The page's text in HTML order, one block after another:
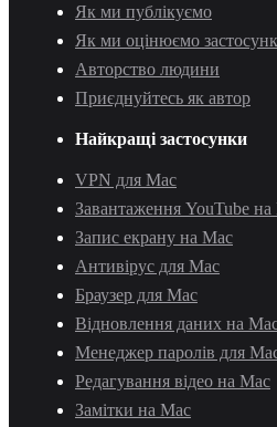
Як ми публікуємо
Як ми оцінюємо
Авторство людини
Приєднуйтесь як автор
Найкращі застосунки
VPN для Mac
Завантаження YouTube на
Запис екрану на Mac
Антивірус для Mac
Браузер для Mac
Відновлення даних на
Менеджер паролів для
Редагування відео на Mac
Замітки на Mac